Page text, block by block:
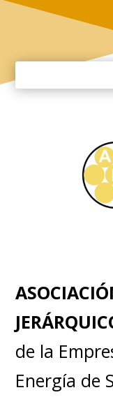
de la
Energía de